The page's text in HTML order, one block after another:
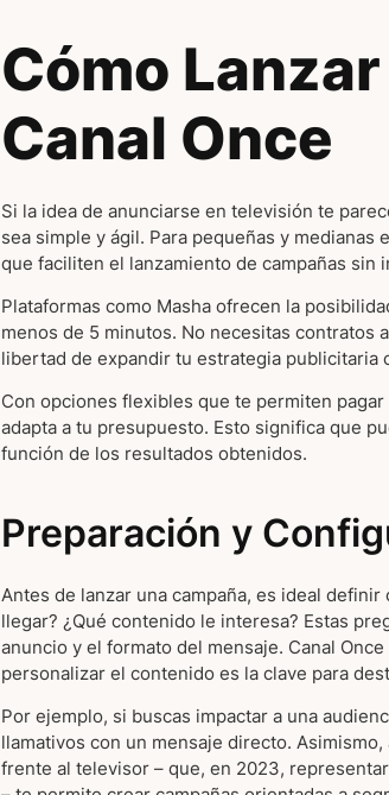
Cómo
Canal Once
Si la idea de anunciarse en televisión te
sea simple y ágil. Para pequeñas y
que faciliten el lanzamiento de campañas sin
Plataformas como Masha ofrecen la
menos de 5 minutos. No necesitas contratos
libertad de expandir tu estrategia publicitaria
Con opciones flexibles que te permiten
adapta a tu presupuesto. Esto significa que
función de los resultados obtenidos.
Preparación y
Antes de lanzar una campaña, es ideal
llegar? ¿Qué contenido le interesa? Estas
anuncio y el formato del mensaje. Canal
personalizar el contenido es la clave para
Por ejemplo, si buscas impactar a una
llamativos con un mensaje directo.
frente al televisor – que, en 2023,